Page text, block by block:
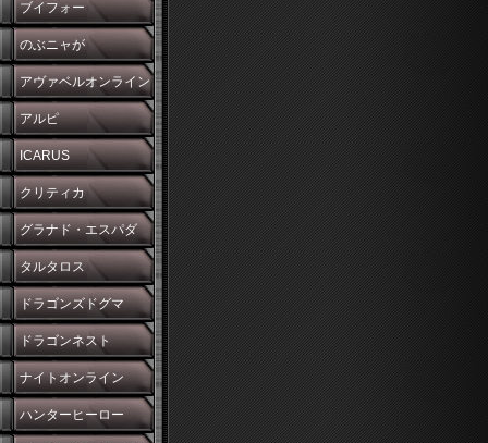
ブイフォー
のぶニャが
アヴァベルオンライン
アルピ
ICARUS
クリティカ
グラナド・エスパダ
タルタロス
ドラゴンズドグマ
ドラゴンネスト
ナイトオンライン
ハンターヒーロー